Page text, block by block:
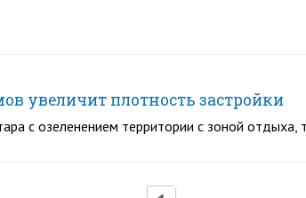
увеличит плотность застройки
с озеленением территории с зоной